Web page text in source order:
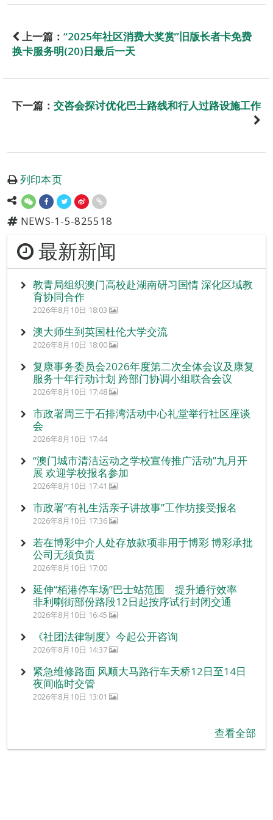
上一篇： “2025年社区消费大奖赏”旧版长者卡免费
换卡服务明(20)日最后一天
下一篇： 交咨会探讨优化巴士路线和行人过路设施工作
列印本页
NEWS-1-5-825518
最新新闻
教青局组织澳门高校赴湖南研习国情 深化区域教
育协同合作
2026年8月10日 18:03
澳大师生到英国杜伦大学交流
2026年8月10日 18:00
复康事务委员会2026年度第二次全体会议及康复
服务十年行动计划 跨部门协调小组联合会议
2026年8月10日 17:48
市政署周三于石排湾活动中心礼堂举行社区座谈
会
2026年8月10日 17:44
“澳门城市清洁运动之学校宣传推广活动”九月开
展 欢迎学校报名参加
2026年8月10日 17:41
市政署“有礼生活亲子讲故事”工作坊接受报名
2026年8月10日 17:36
若在博彩中介人处存放款项非用于博彩 博彩承批
公司无须负责
2026年8月10日 17:00
延伸“栢港停车场”巴士站范围 提升通行效率
非利喇街部份路段12日起按序试行封闭交通
2026年8月10日 16:45
《社团法律制度》今起公开咨询
2026年8月10日 14:37
紧急维修路面 风顺大马路行车天桥12日至14日
夜间临时交管
2026年8月10日 13:01
查看全部